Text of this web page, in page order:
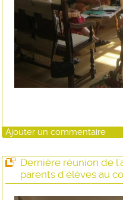
Ajouter un commentaire
Dernière réunion de
parents d'élèves au